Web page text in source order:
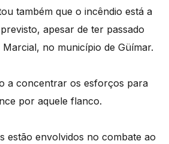
também que o incêndio está a
apesar de ter passado
no município de Güímar.
a concentrar os esforços para
por aquele flanco.
estão envolvidos no combate ao